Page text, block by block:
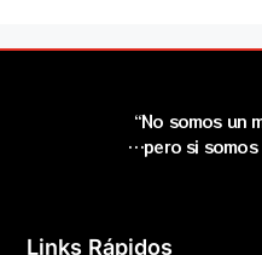
“No somos un
…pero si somos
Links Rápidos